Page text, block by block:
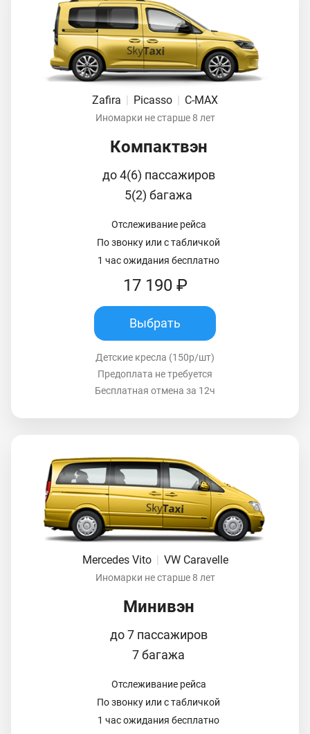
Zafira | Picasso | C-MAX
Иномарки не старше 8 лет
Компактвэн
до 4(6) пассажиров
5(2) багажа
Отслеживание рейса
По звонку или с табличкой
1 час ожидания бесплатно
17 190 ₽
Выбрать
Детские кресла (150р/шт)
Предоплата не требуется
Бесплатная отмена за 12ч
Mercedes Vito VW Caravelle
Иномарки не старше 8 лет
Минивэн
до 7 пассажиров
7 багажа
Отслеживание рейса
По звонку или с табличкой
1 час ожидания бесплатно